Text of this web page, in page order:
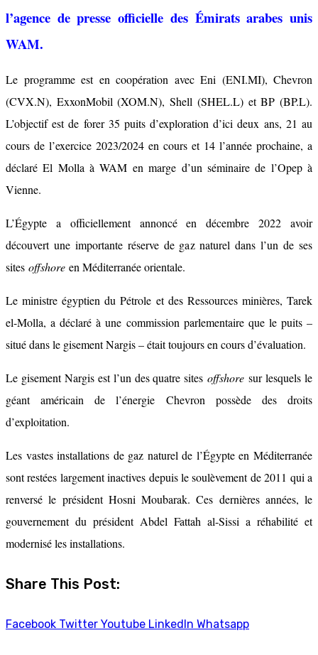
l’agence de presse officielle des Émirats arabes unis
WAM.
Le programme est en coopération avec Eni (ENI.MI), Chevron
(CVX.N), ExxonMobil (XOM.N), Shell (SHEL.L) et BP (BP.L).
L’objectif est de forer 35 puits d’exploration d’ici deux ans, 21 au
cours de l’exercice 2023/2024 en cours et 14 l’année prochaine, a
déclaré El Molla à WAM en marge d’un séminaire de l’Opep à
Vienne.
L’Égypte a officiellement annoncé en décembre 2022 avoir
découvert une importante réserve de gaz naturel dans l’un de ses
sites offshore en Méditerranée orientale.
Le ministre égyptien du Pétrole et des Ressources minières, Tarek
el-Molla, a déclaré à une commission parlementaire que le puits –
situé dans le gisement Nargis – était toujours en cours d’évaluation.
Le gisement Nargis est l’un des quatre sitesoffshore sur lesquels le
géant américain de l’énergie Chevron possède des droits
d’exploitation.
Les vastes installations de gaz naturel de l’Égypte en Méditerranée
sont restées largement inactives depuis le soulèvement de 2011 qui a
renversé le président Hosni Moubarak. Ces dernières années, le
gouvernement du président Abdel Fattah al-Sissi a réhabilité et
modernisé les installations.
Share This Post:
Facebook Twitter Youtube LinkedIn Whatsapp